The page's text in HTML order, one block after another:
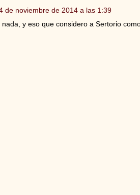
de noviembre de 2014 a las 1:39
nada, y eso que considero a Sertorio